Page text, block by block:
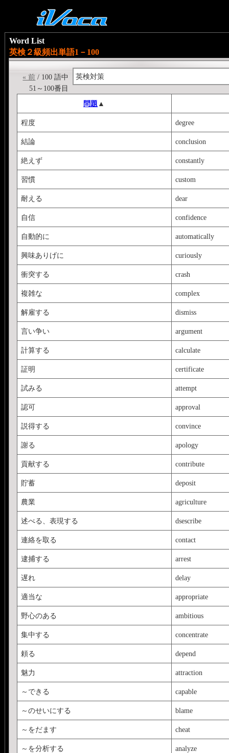
Word List
英検２級頻出単語1－100
英検対策
« 前 / 100 語中
51～100番目
問題 ▲
程度 degree
結論 conclusion
絶えず constantly
習慣 custom
耐える dear
自信 confidence
自動的に automatically
興味ありげに curiously
衝突する crash
複雑な complex
解雇する dismiss
言い争い argument
計算する calculate
証明 certificate
試みる attempt
認可 approval
説得する convince
謝る apology
貢献する contribute
貯蓄 deposit
農業 agriculture
述べる、表現する dsescribe
連絡を取る contact
逮捕する arrest
遅れ delay
適当な appropriate
野心のある ambitious
集中する concentrate
頼る depend
魅力 attraction
～できる capable
～のせいにする blame
～をだます cheat
～を分析する analyze